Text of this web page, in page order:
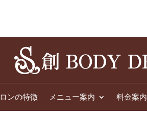
ンの特徴 メニュー案内 料金案内